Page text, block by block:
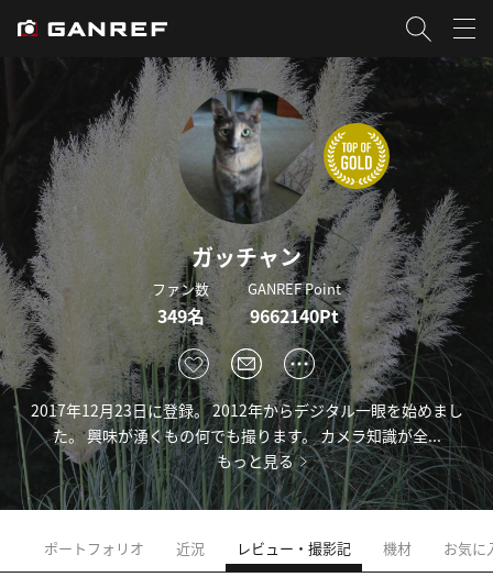
ガッチャン
ファン数
349名
GANREF Point
9662140Pt
2017年12月23日に登録。 2012年からデジタル一眼を始めまし
た。 興味が湧くもの何でも撮ります。 カメラ知識が全...
もっと見る
ポートフォリオ 近況 レビュー・撮影記 機材 お気に